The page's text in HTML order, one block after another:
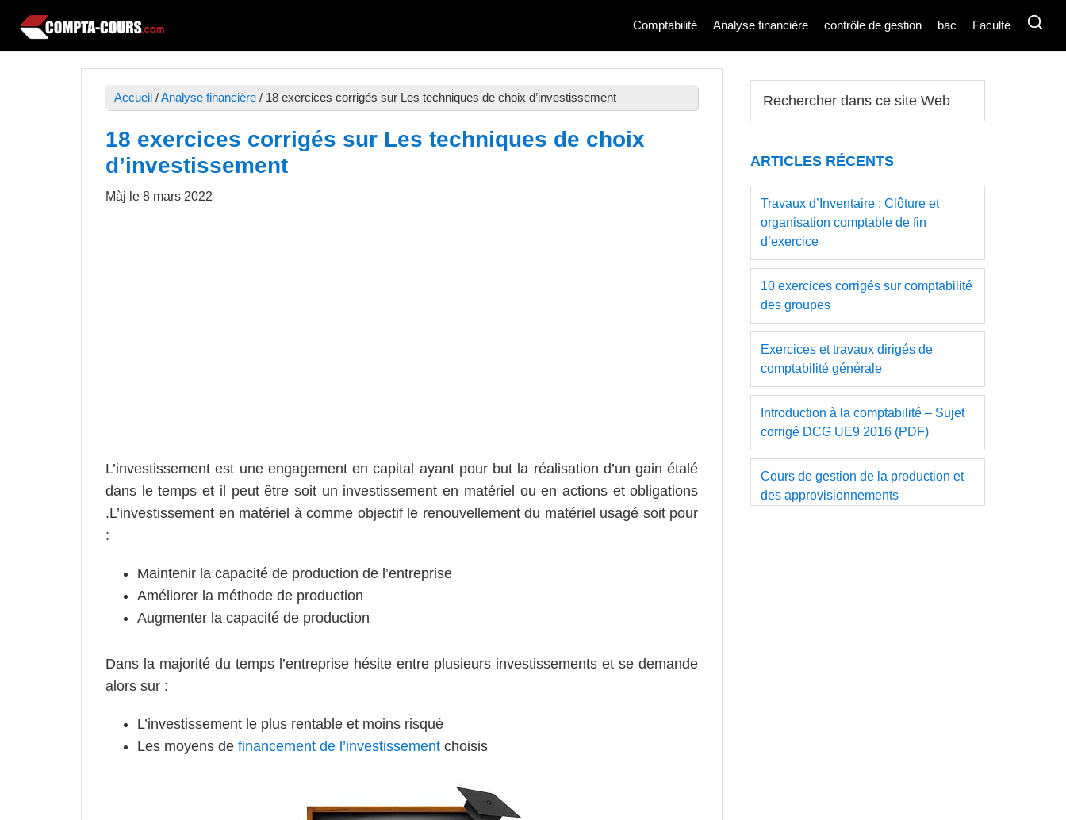
Passer
la
Passer
contenu
Passer
la Compta-
Cours
Comptabilité Analyse financière contrôle de gestion bac Faculté
Accueil /Analyse financière / 18 exercices corrigés sur Les techniques de choix d’investissement
18 exercices corrigés sur Les techniques de choix
d’investissement
Màj le 8 mars 2022
L’investissement est une engagement en capital ayant pour but la réalisation d’un gain étalé
dans le temps et il peut être soit un investissement en matériel ou en actions et obligations
.L’investissement en matériel à comme objectif le renouvellement du matériel usagé soit pour
:
Maintenir la capacité de production de l’entreprise
Améliorer la méthode de production
Augmenter la capacité de production
Dans la majorité du temps l’entreprise hésite entre plusieurs investissements et se demande
alors sur :
L’investissement le plus rentable et moins risqué
Les moyens de financement de l’investissement choisis
Barre
latérale
dans
Web
ARTICLES RÉCENTS
Travaux d’Inventaire : Clôture et
organisation comptable de fin
d’exercice
10 exercices corrigés sur comptabilité
des groupes
Exercices et travaux dirigés de
comptabilité générale
Introduction à la comptabilité – Sujet
corrigé DCG UE9 2016 (PDF)
Cours de gestion de la production et
des approvisionnements